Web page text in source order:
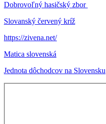
Dobrovoľný hasičský zbor
Slovanský červený kríž
https://zivena.net/
Matica slovenská
Jednota dôchodcov na Slovensku